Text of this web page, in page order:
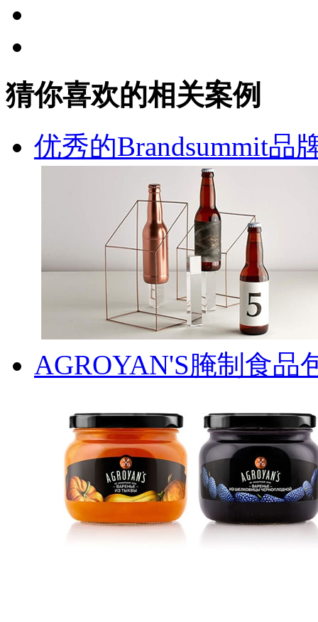
猜你喜欢的相关案例
优秀的Brandsummit品
AGROYAN'S腌制食品